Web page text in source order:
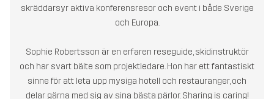
skräddarsyr aktiva konferensresor och event i både Sverige
och Europa.
Sophie Robertsson är en erfaren reseguide, skidinstruktör
och har svart bälte som projektledare. Hon har ett fantastiskt
sinne för att leta upp mysiga hotell och restauranger, och
delar gärna med sig av sina bästa pärlor. Sharing is caring!